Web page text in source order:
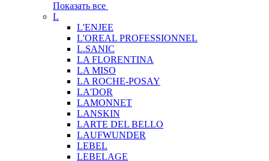
Показать все
L
L'ENJEE
L'OREAL PROFESSIONNEL
L.SANIC
LA FLORENTINA
LA MISO
LA ROCHE-POSAY
LA'DOR
LAMONNET
LANSKIN
LARTE DEL BELLO
LAUFWUNDER
LEBEL
LEBELAGE